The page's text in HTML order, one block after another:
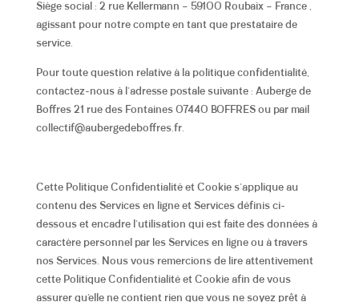
Siège social : 2 rue Kellermann – 59100 Roubaix – France ,
agissant pour notre compte en tant que prestataire de
service.
Pour toute question relative à la politique confidentialité,
contactez-nous à l’adresse postale suivante : Auberge de
Boffres 21 rue des Fontaines 07440 BOFFRES ou par mail
collectif@aubergedeboffres.fr.
Cette Politique Confidentialité et Cookie s’applique au
contenu des Services en ligne et Services définis ci-
dessous et encadre l’utilisation qui est faite des données à
caractère personnel par les Services en ligne ou à travers
nos Services. Nous vous remercions de lire attentivement
cette Politique Confidentialité et Cookie afin de vous
assurer qu’elle ne contient rien que vous ne soyez prêt à